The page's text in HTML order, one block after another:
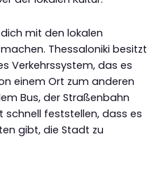
mit den lokalen
Thessaloniki besitzt
Verkehrssystem, das es
einem Ort zum anderen
Bus, der Straßenbahn
schnell feststellen, dass es
gibt, die Stadt zu